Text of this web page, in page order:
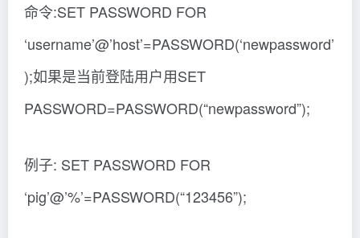
命令:SET PASSWORD FOR
‘username’@’host’=PASSWORD(‘newpassword’
);如果是当前登陆用户用SET
PASSWORD=PASSWORD(“newpassword”);
例子: SET PASSWORD FOR
‘pig’@’%’=PASSWORD(“123456”);